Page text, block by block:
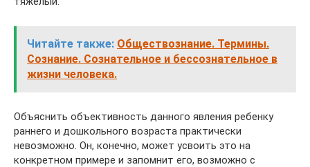
Читайте также: Обществознание. Термины.
Сознание. Сознательное и бессознательное в
жизни человека.
Объяснить объективность данного явления ребенку
раннего и дошкольного возраста практически
невозможно. Он, конечно, может усвоить это на
конкретном примере и запомнит его, возможно с